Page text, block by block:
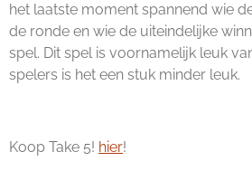
het laatste moment spannend wie
de ronde en wie de uiteindelijke
spel. Dit spel is voornamelijk leuk
spelers is het een stuk minder leuk.
Koop Take 5! hier!